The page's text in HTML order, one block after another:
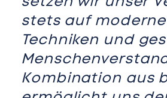
stets auf moderne
Techniken und
Kombination aus